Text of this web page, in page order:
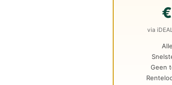
via
Geen